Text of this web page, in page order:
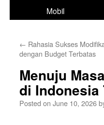
Mobil
← Rahasia Sukses
dengan Budget Terbatas
Menuju
di Indonesia
Posted on June 10, 2026